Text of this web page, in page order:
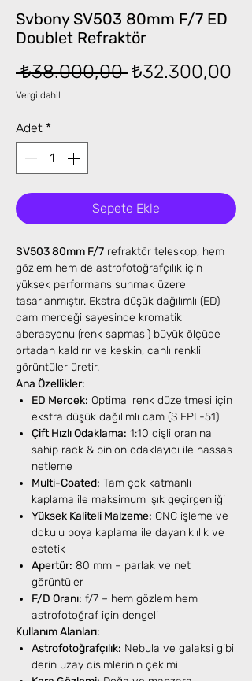
Svbony SV503 80mm F/7 ED
Doublet Refraktör
₺38.000,00 Normal
₺32.300,00
Vergi dahil
Adet *
Sepete Ekle
SV503 80mm F/7 refraktör teleskop, hem
gözlem hem de astrofotoğrafçılık için
yüksek performans sunmak üzere
tasarlanmıştır. Ekstra düşük dağılımlı (ED)
cam merceği sayesinde kromatik
aberasyonu (renk sapması) büyük ölçüde
ortadan kaldırır ve keskin, canlı renkli
görüntüler üretir.
Ana Özellikler:
ED Mercek: Optimal renk düzeltmesi için
ekstra düşük dağılımlı cam (S FPL-51)
Çift Hızlı Odaklama: 1:10 dişli oranına
sahip rack & pinion odaklayıcı ile hassas
netleme
Multi-Coated: Tam çok katmanlı
kaplama ile maksimum ışık geçirgenliği
Yüksek Kaliteli Malzeme: CNC işleme ve
dokulu boya kaplama ile dayanıklılık ve
estetik
Apertür: 80 mm – parlak ve net
görüntüler
F/D Oranı: f/7 – hem gözlem hem
astrofotoğraf için dengeli
Kullanım Alanları:
Astrofotoğrafçılık: Nebula ve galaksi gibi
derin uzay cisimlerinin çekimi